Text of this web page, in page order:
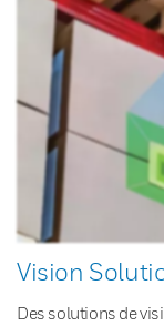
Vision
Des solutions de